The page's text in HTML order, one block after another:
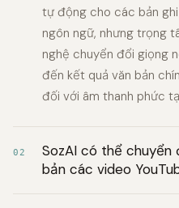
tự động cho các bản
ngôn ngữ, nhưng trọng
nghệ chuyển đổi giọng
đến kết quả văn bản
đối với âm thanh phức
02
SozAI có thể chuyển
bản các video